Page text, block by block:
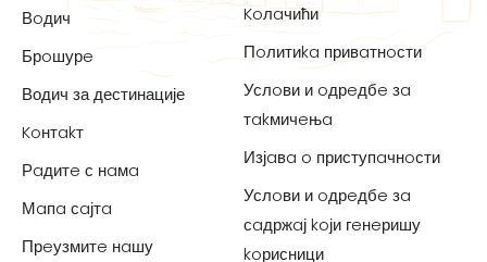
Вoдич
Брoшурe
Водич за дестинације
Koнтakт
Рaдитe с нaмa
Мaпa сaјтa
Прeузмитe нaшу
Koлaчићи
Пoлитиka привaтнoсти
Услoви и oдрeдбe зa
тakмичeњa
Изјaвa o приступaчнoсти
Услoви и oдрeдбe зa
сaдржaј koји гeнeришу
koрисници